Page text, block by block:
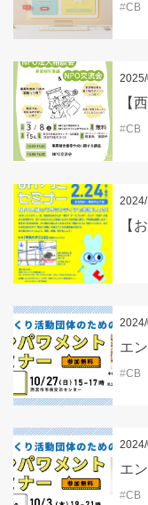
#CB
#CB
#CB
#CB